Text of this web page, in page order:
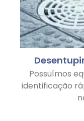
Possuímos
identificação